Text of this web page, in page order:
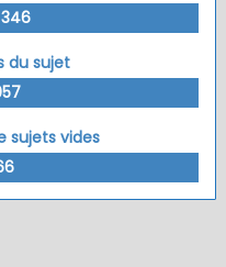
du sujet
sujets vides